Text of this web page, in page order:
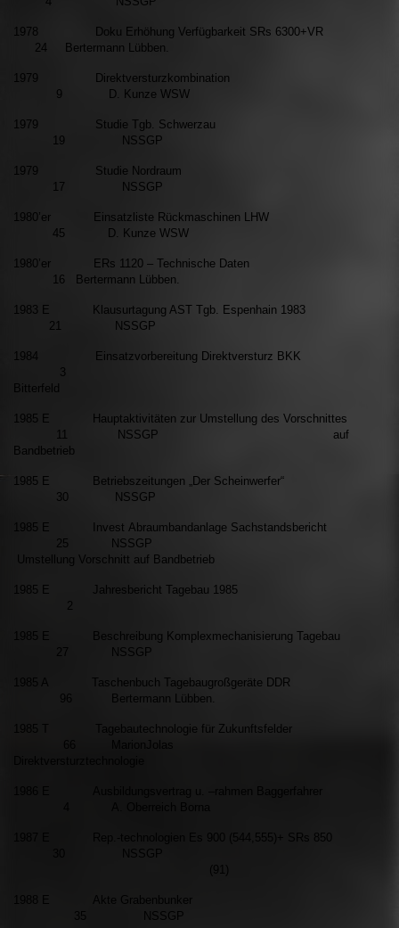
1978 Doku Erhöhung Verfügbarkeit SRs 6300+VR
24 Bertermann Lübben.
1979 Direktversturzkombination
9 D. Kunze WSW
1979 Studie Tgb. Schwerzau
19 NSSGP
1979 Studie Nordraum
17 NSSGP
1980’er Einsatzliste Rückmaschinen LHW
45 D. Kunze WSW
1980’er ERs 1120 – Technische Daten
16 Bertermann Lübben.
1983 E Klausurtagung AST Tgb. Espenhain 1983
21 NSSGP
1984 Einsatzvorbereitung Direktversturz BKK
3
Bitterfeld
1985 E Hauptaktivitäten zur Umstellung des Vorschnittes
11 NSSGP auf
Bandbetrieb
1985 E Betriebszeitungen „Der Scheinwerfer“
30 NSSGP
1985 E Invest Abraumbandanlage Sachstandsbericht
25 NSSGP
Umstellung Vorschnitt auf Bandbetrieb
1985 E Jahresbericht Tagebau 1985
2
1985 E Beschreibung Komplexmechanisierung Tagebau
27 NSSGP
1985 A Taschenbuch Tagebaugroßgeräte DDR
96 Bertermann Lübben.
1985 T Tagebautechnologie für Zukunftsfelder
66 MarionJolas
1987 E Rep.-technologien Es 900 (544,555)+ SRs 850
1988 E Akte Grabenbunker
35 NSSGP